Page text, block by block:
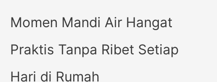
Momen Mandi Air Hangat
Praktis Tanpa Ribet Setiap
Hari di Rumah